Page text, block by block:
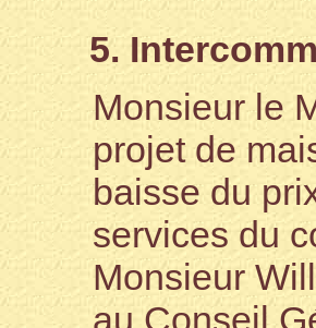
5.
Monsieur le
projet de
baisse du
services du
Monsieur
au Conseil